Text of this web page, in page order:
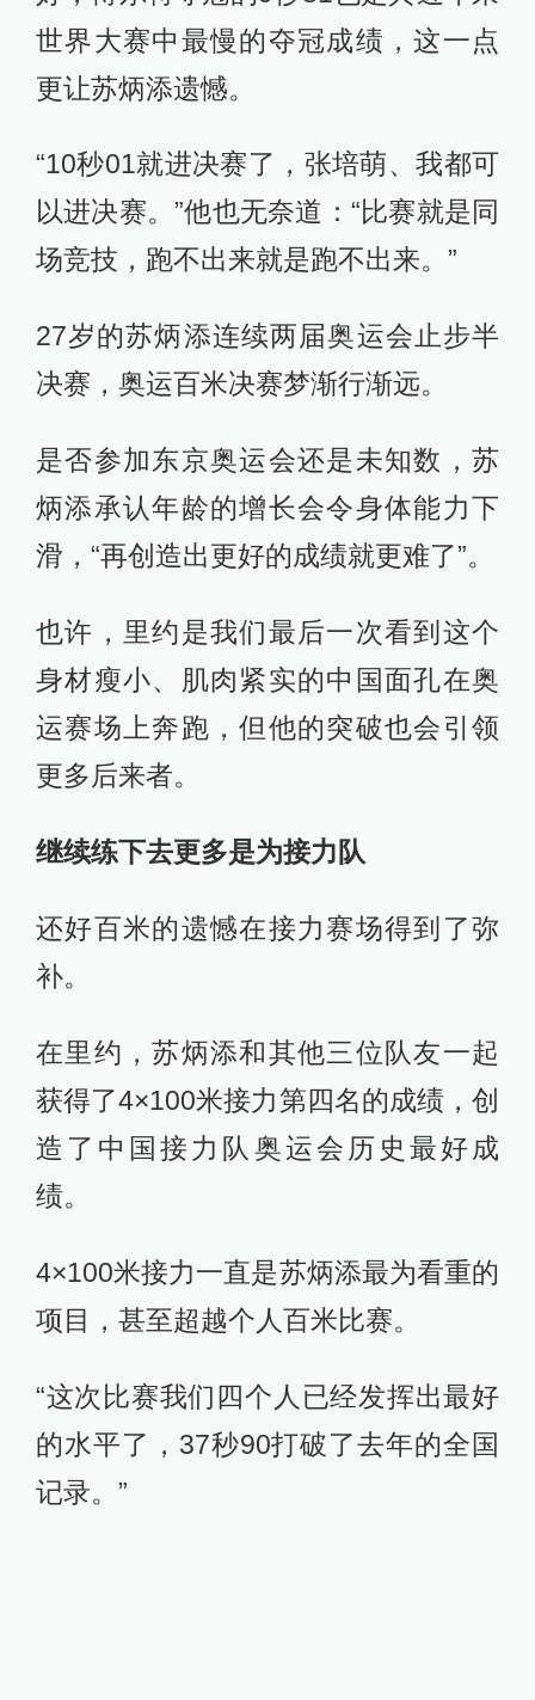
世界大赛中最慢的夺冠成绩，这一点
更让苏炳添遗憾。
“10秒01就进决赛了，张培萌、我都可
以进决赛。”他也无奈道：“比赛就是同
场竞技，跑不出来就是跑不出来。”
27岁的苏炳添连续两届奥运会止步半
决赛，奥运百米决赛梦渐行渐远。
是否参加东京奥运会还是未知数，苏
炳添承认年龄的增长会令身体能力下
滑，“再创造出更好的成绩就更难了”。
也许，里约是我们最后一次看到这个
身材瘦小、肌肉紧实的中国面孔在奥
运赛场上奔跑，但他的突破也会引领
更多后来者。
继续练下去更多是为接力队
还好百米的遗憾在接力赛场得到了弥
补。
在里约，苏炳添和其他三位队友一起
获得了4×100米接力第四名的成绩，创
造了中国接力队奥运会历史最好成
绩。
4×100米接力一直是苏炳添最为看重的
项目，甚至超越个人百米比赛。
“这次比赛我们四个人已经发挥出最好
的水平了，37秒90打破了去年的全国
记录。”